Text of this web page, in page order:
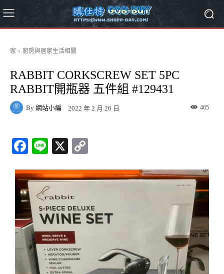
家 廚房與居家生活相關
RABBIT CORKSCREW SET 5PC
RABBIT開瓶器 五件組 #129431
By 網站小編 2022 年 2 月 26 日 465
Fa
bo
ok
Li
X
y
nk